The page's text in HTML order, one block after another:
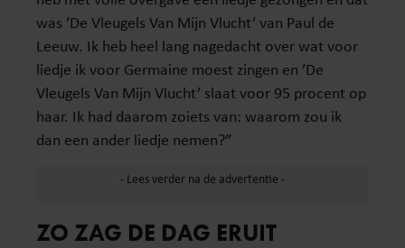
was ’De Vleugels Van Mijn Vlucht’ van Paul de
Leeuw. Ik heb heel lang nagedacht over wat voor
liedje ik voor Germaine moest zingen en ’De
Vleugels Van Mijn Vlucht’ slaat voor 95 procent op
haar. Ik had daarom zoiets van: waarom zou ik
dan een ander liedje nemen?”
ZO ZAG DE DAG ERUIT